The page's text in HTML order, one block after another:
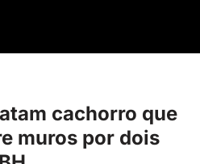
cachorro que
muros por dois